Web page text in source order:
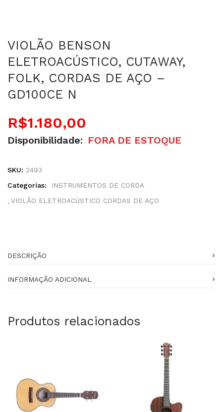
VIOLÃO BENSON
ELETROACÚSTICO, CUTAWAY,
FOLK, CORDAS DE AÇO –
GD100CE N
R$1.180,00
Disponibilidade: FORA DE ESTOQUE
SKU: 2493
Categorias:
INSTRUMENTOS DE CORDA
VIOLÃO ELETROACÚSTICO CORDAS DE AÇO
DESCRIÇÃO
INFORMAÇÃO ADICIONAL
Produtos relacionados